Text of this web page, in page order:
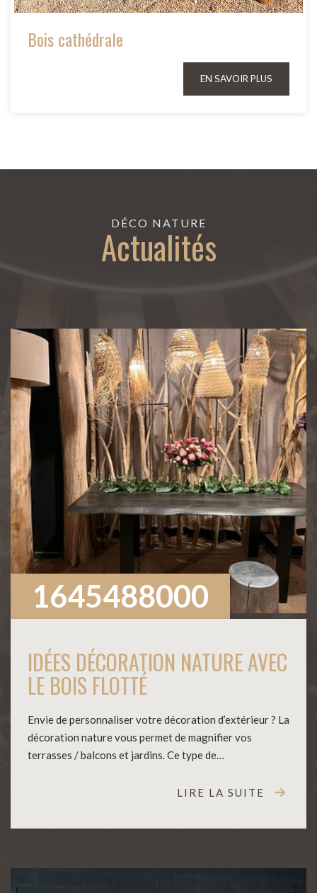
Bois cathédrale
EN SAVOIR PLUS
DÉCO NATURE
Actualités
1645488000
IDÉES DÉCORATION NATURE AVEC
LE BOIS FLOTTÉ
Envie de personnaliser votre décoration d’extérieur ? La
décoration nature vous permet de magnifier vos
terrasses / balcons et jardins. Ce type de…
LIRE LA SUITE